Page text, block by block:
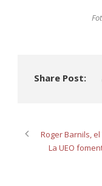
Share Post:
Roger Barnils,
La UEO